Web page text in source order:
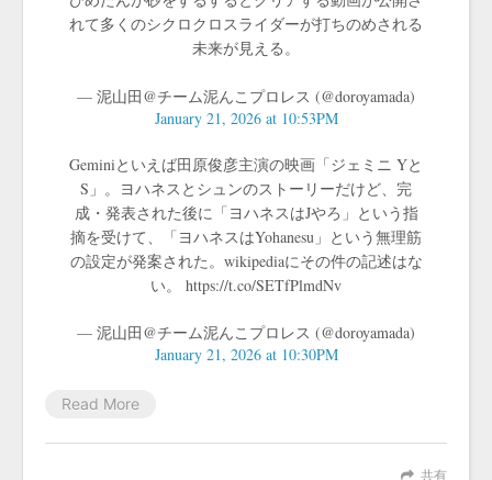
れて多くのシクロクロスライダーが打ちのめされる
未来が見える。
— 泥山田@チーム泥んこプロレス (@doroyamada)
January 21, 2026 at 10:53PM
Geminiといえば田原俊彦主演の映画「ジェミニ Yと
S」。ヨハネスとシュンのストーリーだけど、完
成・発表された後に「ヨハネスはJやろ」という指
摘を受けて、「ヨハネスはYohanesu」という無理筋
の設定が発案された。wikipediaにその件の記述はな
い。 https://t.co/SETfPlmdNv
— 泥山田@チーム泥んこプロレス (@doroyamada)
January 21, 2026 at 10:30PM
Read More
共有